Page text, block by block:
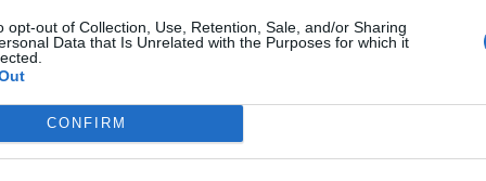
opt-out of Collection, Use, Retention, Sale, and/or Sharing
Data that Is Unrelated with the Purposes for which it
CONFIRM
il contenuto